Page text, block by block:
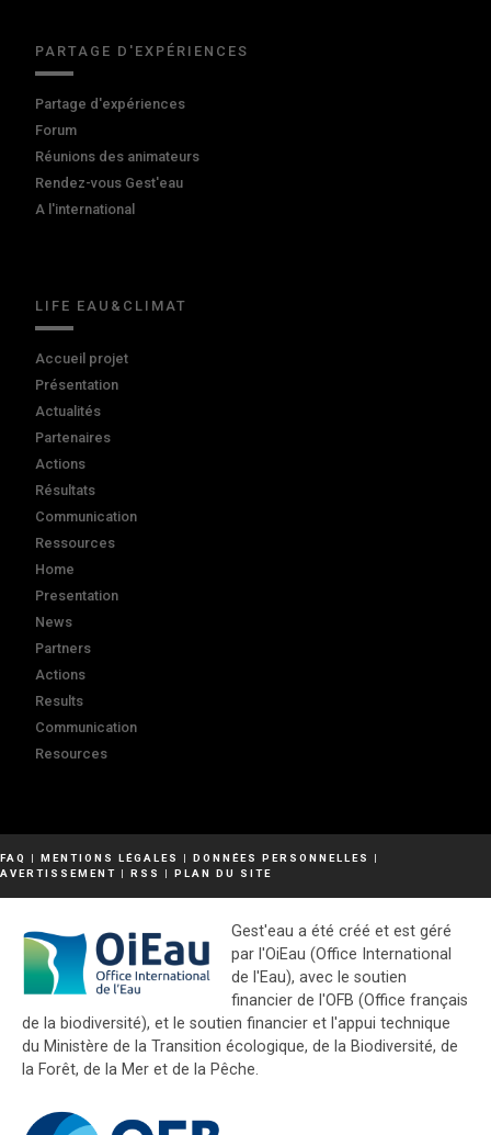
PARTAGE D'EXPÉRIENCES
Partage d'expériences
Forum
Réunions des animateurs
Rendez-vous Gest'eau
A l'international
LIFE EAU&CLIMAT
Accueil projet
Présentation
Actualités
Partenaires
Actions
Résultats
Communication
Ressources
Home
Presentation
News
Partners
Actions
Results
Communication
Resources
FAQ | MENTIONS LÉGALES | DONNÉES PERSONNELLES
|
AVERTISSEMENT | RSS | PLAN DU SITE
Gest'eau a été créé et est géré
par l'OiEau (Office International
de l'Eau), avec le soutien
financier de l'OFB (Office français
de la biodiversité), et le soutien financier et l'appui technique
du Ministère de la Transition écologique, de la Biodiversité, de
la Forêt, de la Mer et de la Pêche.